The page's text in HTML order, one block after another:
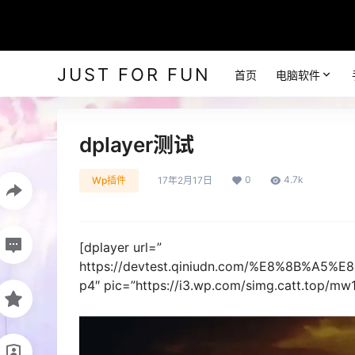
JUST FOR FUN 首页 电脑软件
dplayer测试
Wp插件 17年2月17日 0 4.7k
[dplayer url=”
https://devtest.qiniudn.com/
p4″ pic=”https://i3.wp.com/simg.catt.top/